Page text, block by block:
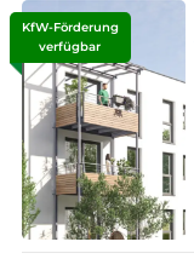
KfW-Förderung
verfügbar